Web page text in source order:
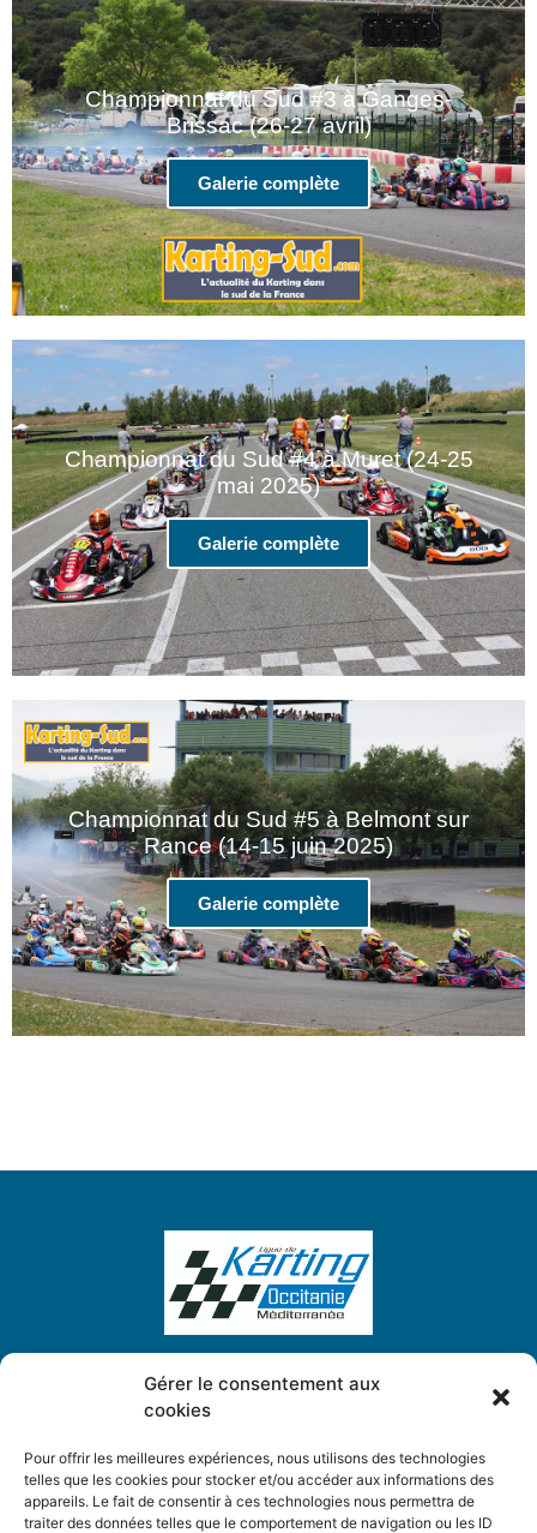
Gérer le consentement aux
cookies
Pour offrir les meilleures expériences, nous utilisons des technologies
telles que les cookies pour stocker et/ou accéder aux informations des
appareils. Le fait de consentir à ces technologies nous permettra de
traiter des données telles que le comportement de navigation ou les ID
Championnat du Sud #3 à Ganges-
Brissac (26-27 avril)
Galerie complète
Championnat du Sud #4 à Muret (24-25
mai 2025)
Galerie complète
Championnat du Sud #5 à Belmont sur
Rance (14-15 juin 2025)
Galerie complète
Ligue de Karting Occitanie Méditerranée
34130 Saint-Aunès
ligue.karting.om@gmail.com